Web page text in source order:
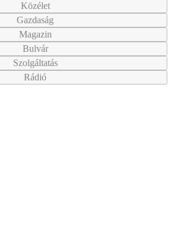
Közélet
Gazdaság
Magazin
Bulvár
Szolgáltatás
Rádió